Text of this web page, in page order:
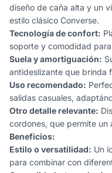
diseño de caña alta y un
estilo clásico Converse.
Tecnología de confort:
soporte y comodidad
Suela y amortiguación:
antideslizante que brinda
Uso recomendado:
salidas casuales,
Otro detalle relevante:
cordones, que permite un
Beneficios:
Estilo o versatilidad: Un
para combinar con